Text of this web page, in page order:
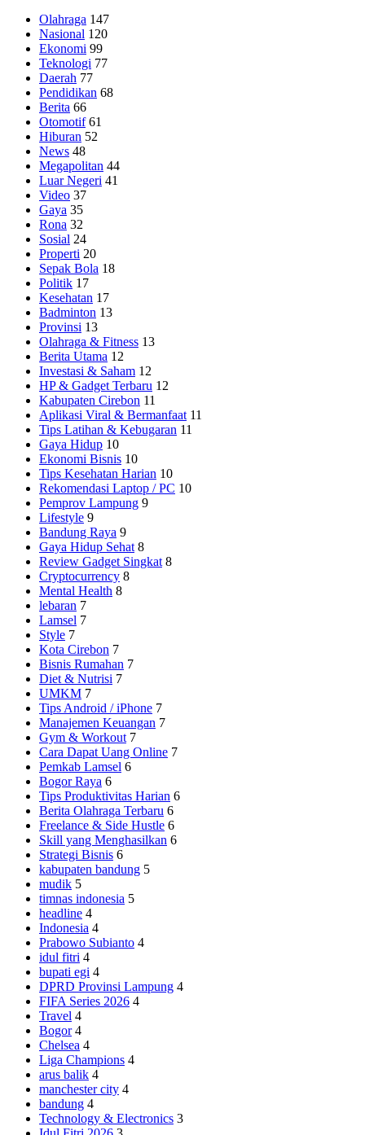
Olahraga 147
Nasional 120
Ekonomi 99
Teknologi 77
Daerah 77
Pendidikan 68
Berita 66
Otomotif 61
Hiburan 52
News 48
Megapolitan 44
Luar Negeri 41
Video 37
Gaya 35
Rona 32
Sosial 24
Properti 20
Sepak Bola 18
Politik 17
Kesehatan 17
Badminton 13
Provinsi 13
Olahraga & Fitness 13
Berita Utama 12
Investasi & Saham 12
HP & Gadget Terbaru 12
Kabupaten Cirebon 11
Aplikasi Viral & Bermanfaat 11
Tips Latihan & Kebugaran 11
Gaya Hidup 10
Ekonomi Bisnis 10
Tips Kesehatan Harian 10
Rekomendasi Laptop / PC 10
Pemprov Lampung 9
Lifestyle 9
Bandung Raya 9
Gaya Hidup Sehat 8
Review Gadget Singkat 8
Cryptocurrency 8
Mental Health 8
lebaran 7
Lamsel 7
Style 7
Kota Cirebon 7
Bisnis Rumahan 7
Diet & Nutrisi 7
UMKM 7
Tips Android / iPhone 7
Manajemen Keuangan 7
Gym & Workout 7
Cara Dapat Uang Online 7
Pemkab Lamsel 6
Bogor Raya 6
Tips Produktivitas Harian 6
Berita Olahraga Terbaru 6
Freelance & Side Hustle 6
Skill yang Menghasilkan 6
Strategi Bisnis 6
kabupaten bandung 5
mudik 5
timnas indonesia 5
headline 4
Indonesia 4
Prabowo Subianto 4
idul fitri 4
bupati egi 4
DPRD Provinsi Lampung 4
FIFA Series 2026 4
Travel 4
Bogor 4
Chelsea 4
Liga Champions 4
arus balik 4
manchester city 4
bandung 4
Technology & Electronics 3